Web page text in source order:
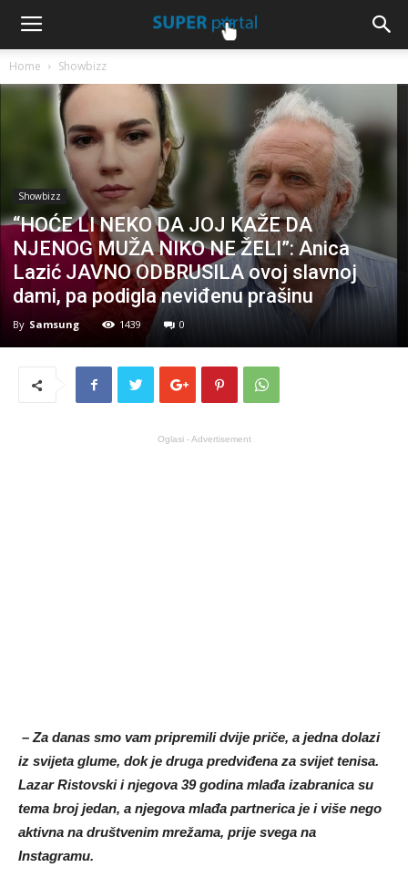
Home Showbizz
Showbizz
“HOĆE LI NEKO DA JOJ KAŽE DA
NJENOG MUŽA NIKO NE ŽELI”: Anica
Lazić JAVNO ODBRUSILA ovoj slavnoj
dami, pa podigla neviđenu prašinu
By Samsung 1439 0
Oglasi - Advertisement
– Za danas smo vam pripremili dvije priče, a jedna dolazi
iz svijeta glume, dok je druga predviđena za svijet tenisa.
Lazar Ristovski i njegova 39 godina mlađa izabranica su
tema broj jedan, a njegova mlađa partnerica je i više nego
aktivna na društvenim mrežama, prije svega na
Instagramu.